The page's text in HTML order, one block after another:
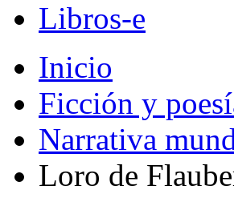
Libros-e
Inicio
Ficción y
Narrativa
Loro de